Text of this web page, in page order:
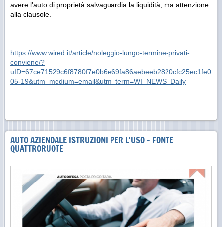
avere l'auto di proprietà salvaguardia la liquidità, ma attenzione
alla clausole.
https://www.wired.it/article/noleggio-lungo-termine-privati-
conviene/?
05-19&utm_medium=email&utm_term=WI_NEWS_Daily
AUTO AZIENDALE ISTRUZIONI PER L'USO - FONTE
QUATTRORUOTE